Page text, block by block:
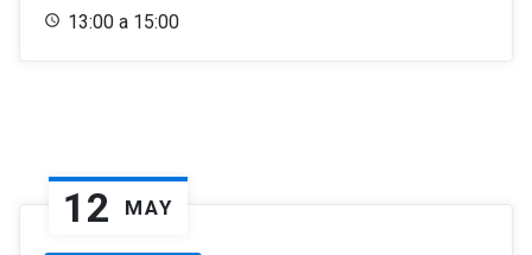
13:00 a 15:00
12 MAY